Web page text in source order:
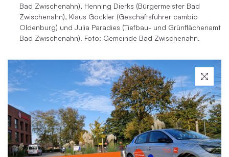
Bad Zwischenahn), Henning Dierks (Bürgermeister Bad
Zwischenahn), Klaus Göckler (Geschäftsführer cambio
Oldenburg) und Julia Paradies (Tiefbau- und Grünflächenamt
Bad Zwischenahn). Foto: Gemeinde Bad Zwischenahn.